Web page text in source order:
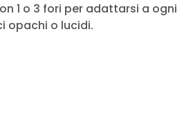
1 o 3 fori per adattarsi a ogni
opachi o lucidi.